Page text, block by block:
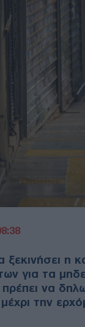
ξεκινήσει
για τα
να
την